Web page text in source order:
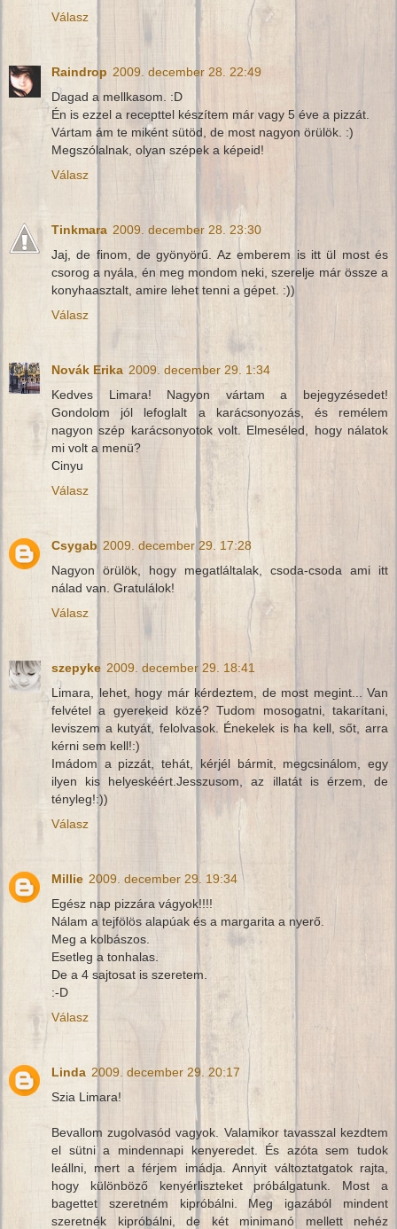
Válasz
Raindrop 2009. december 28. 22:49
Dagad a mellkasom. :D
Én is ezzel a recepttel készítem már vagy 5 éve a pizzát.
Vártam ám te miként sütöd, de most nagyon örülök. :)
Megszólalnak, olyan szépek a képeid!
Válasz
Tinkmara 2009. december 28. 23:30
Jaj, de finom, de gyönyörű. Az emberem is itt ül most és
csorog a nyála, én meg mondom neki, szerelje már össze a
konyhaasztalt, amire lehet tenni a gépet. :))
Válasz
Novák Erika 2009. december 29. 1:34
Kedves Limara! Nagyon vártam a bejegyzésedet!
Gondolom jól lefoglalt a karácsonyozás, és remélem
nagyon szép karácsonyotok volt. Elmeséled, hogy nálatok
mi volt a menü?
Cinyu
Válasz
Csygab 2009. december 29. 17:28
Nagyon örülök, hogy megatláltalak, csoda-csoda ami itt
nálad van. Gratulálok!
Válasz
szepyke 2009. december 29. 18:41
Limara, lehet, hogy már kérdeztem, de most megint... Van
felvétel a gyerekeid közé? Tudom mosogatni, takarítani,
leviszem a kutyát, felolvasok. Énekelek is ha kell, sőt, arra
kérni sem kell!:)
Imádom a pizzát, tehát, kérjél bármit, megcsinálom, egy
ilyen kis helyeskéért.Jesszusom, az illatát is érzem, de
tényleg!:))
Válasz
Millie 2009. december 29. 19:34
Egész nap pizzára vágyok!!!!
Nálam a tejfölös alapúak és a margarita a nyerő.
Meg a kolbászos.
Esetleg a tonhalas.
De a 4 sajtosat is szeretem.
:-D
Válasz
Linda 2009. december 29. 20:17
Szia Limara!
Bevallom zugolvasód vagyok. Valamikor tavasszal kezdtem
el sütni a mindennapi kenyeredet. És azóta sem tudok
leállni, mert a férjem imádja. Annyit változtatgatok rajta,
hogy különböző kenyérliszteket próbálgatunk. Most a
bagettet szeretném kipróbálni. Meg igazából mindent
szeretnék kipróbálni, de két minimanó mellett nehéz